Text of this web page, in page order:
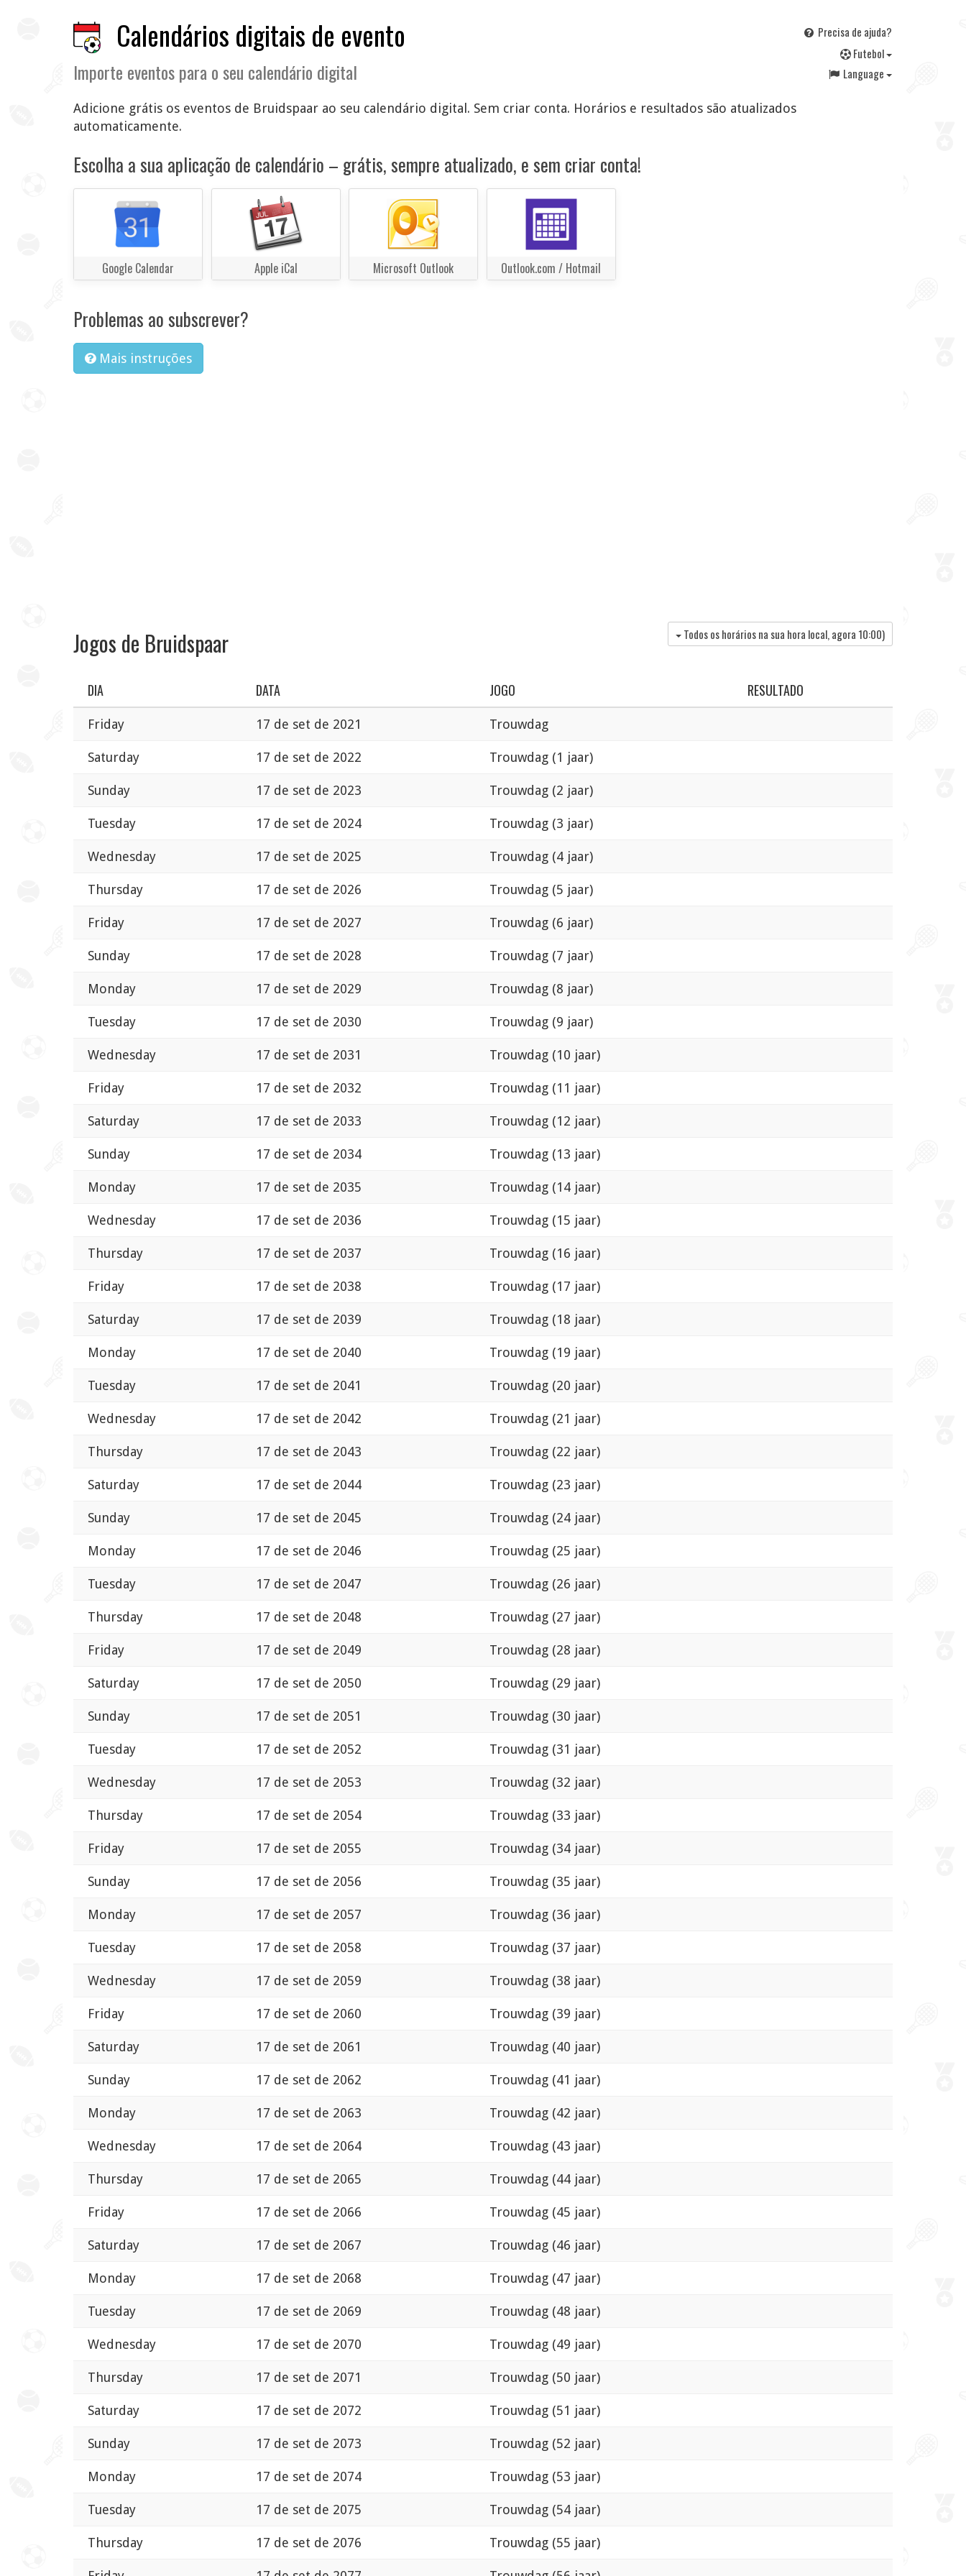
Calendários digitais de evento
Importe eventos para o seu calendário digital
Precisa de ajuda?
Futebol
Language
Adicione grátis os eventos de Bruidspaar ao seu calendário digital. Sem criar conta. Horários e resultados são atualizados
automaticamente.
Escolha a sua aplicação de calendário – grátis, sempre atualizado, e sem criar conta!
Google Calendar Apple iCal Microsoft Outlook Outlook.com / Hotmail
Problemas ao subscrever?
Mais instruções
Jogos de Bruidspaar Todos os horários na sua hora local, agora 10:00)
DIA DATA JOGO RESULTADO
Friday 17 de set de 2021 Trouwdag
Saturday 17 de set de 2022 Trouwdag (1 jaar)
Sunday 17 de set de 2023 Trouwdag (2 jaar)
Tuesday 17 de set de 2024 Trouwdag (3 jaar)
Wednesday 17 de set de 2025 Trouwdag (4 jaar)
Thursday 17 de set de 2026 Trouwdag (5 jaar)
Friday 17 de set de 2027 Trouwdag (6 jaar)
Sunday 17 de set de 2028 Trouwdag (7 jaar)
Monday 17 de set de 2029 Trouwdag (8 jaar)
Tuesday 17 de set de 2030 Trouwdag (9 jaar)
Wednesday 17 de set de 2031 Trouwdag (10 jaar)
Friday 17 de set de 2032 Trouwdag (11 jaar)
Saturday 17 de set de 2033 Trouwdag (12 jaar)
Sunday 17 de set de 2034 Trouwdag (13 jaar)
Monday 17 de set de 2035 Trouwdag (14 jaar)
Wednesday 17 de set de 2036 Trouwdag (15 jaar)
Thursday 17 de set de 2037 Trouwdag (16 jaar)
Friday 17 de set de 2038 Trouwdag (17 jaar)
Saturday 17 de set de 2039 Trouwdag (18 jaar)
Monday 17 de set de 2040 Trouwdag (19 jaar)
Tuesday 17 de set de 2041 Trouwdag (20 jaar)
Wednesday 17 de set de 2042 Trouwdag (21 jaar)
Thursday 17 de set de 2043 Trouwdag (22 jaar)
Saturday 17 de set de 2044 Trouwdag (23 jaar)
Sunday 17 de set de 2045 Trouwdag (24 jaar)
Monday 17 de set de 2046 Trouwdag (25 jaar)
Tuesday 17 de set de 2047 Trouwdag (26 jaar)
Thursday 17 de set de 2048 Trouwdag (27 jaar)
Friday 17 de set de 2049 Trouwdag (28 jaar)
Saturday 17 de set de 2050 Trouwdag (29 jaar)
Sunday 17 de set de 2051 Trouwdag (30 jaar)
Tuesday 17 de set de 2052 Trouwdag (31 jaar)
Wednesday 17 de set de 2053 Trouwdag (32 jaar)
Thursday 17 de set de 2054 Trouwdag (33 jaar)
Friday 17 de set de 2055 Trouwdag (34 jaar)
Sunday 17 de set de 2056 Trouwdag (35 jaar)
Monday 17 de set de 2057 Trouwdag (36 jaar)
Tuesday 17 de set de 2058 Trouwdag (37 jaar)
Wednesday 17 de set de 2059 Trouwdag (38 jaar)
Friday 17 de set de 2060 Trouwdag (39 jaar)
Saturday 17 de set de 2061 Trouwdag (40 jaar)
Sunday 17 de set de 2062 Trouwdag (41 jaar)
Monday 17 de set de 2063 Trouwdag (42 jaar)
Wednesday 17 de set de 2064 Trouwdag (43 jaar)
Thursday 17 de set de 2065 Trouwdag (44 jaar)
Friday 17 de set de 2066 Trouwdag (45 jaar)
Saturday 17 de set de 2067 Trouwdag (46 jaar)
Monday 17 de set de 2068 Trouwdag (47 jaar)
Tuesday 17 de set de 2069 Trouwdag (48 jaar)
Wednesday 17 de set de 2070 Trouwdag (49 jaar)
Thursday 17 de set de 2071 Trouwdag (50 jaar)
Saturday 17 de set de 2072 Trouwdag (51 jaar)
Sunday 17 de set de 2073 Trouwdag (52 jaar)
Monday 17 de set de 2074 Trouwdag (53 jaar)
Tuesday 17 de set de 2075 Trouwdag (54 jaar)
Thursday 17 de set de 2076 Trouwdag (55 jaar)